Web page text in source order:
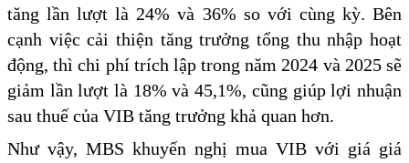
tăng lần lượt là 24% và 36% so với cùng kỳ. Bên
cạnh việc cải thiện tăng trưởng tổng thu nhập hoạt
động, thì chi phí trích lập trong năm 2024 và 2025 sẽ
giảm lần lượt là 18% và 45,1%, cũng giúp lợi nhuận
sau thuế của VIB tăng trưởng khả quan hơn.
Như vậy, MBS khuyến nghị mua VIB với giá giá